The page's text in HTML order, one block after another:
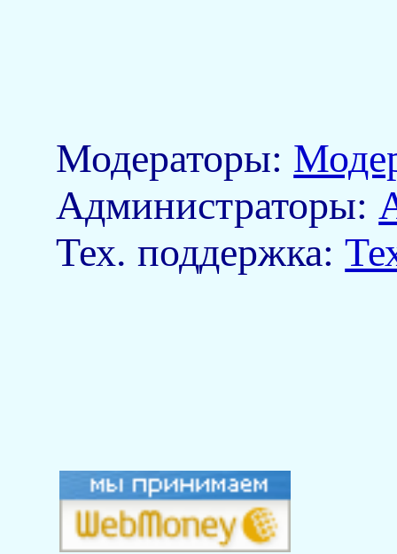
Модераторы:
Aдминистраторы:
Тех. поддержка: